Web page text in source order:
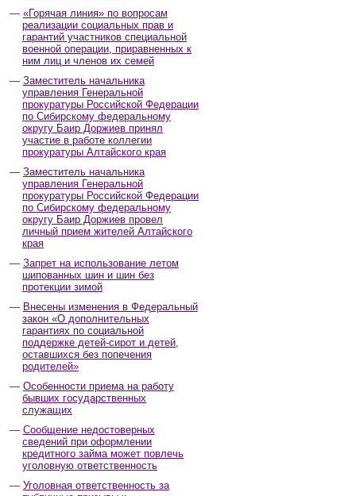
«Горячая линия» по вопросам
реализации социальных прав и
гарантий участников специальной
военной операции, приравненных к
ним лиц и членов их семей
Заместитель начальника
управления Генеральной
прокуратуры Российской Федерации
по Сибирскому федеральному
округу Баир Доржиев принял
участие в работе коллегии
прокуратуры Алтайского края
Заместитель начальника
управления Генеральной
прокуратуры Российской Федерации
по Сибирскому федеральному
округу Баир Доржиев провел
личный прием жителей Алтайского
края
Запрет на использование летом
шипованных шин и шин без
протекции зимой
Внесены изменения в Федеральный
закон «О дополнительных
гарантиях по социальной
поддержке детей-сирот и детей,
оставшихся без попечения
родителей»
Особенности приема на работу
бывших государственных
служащих
Сообщение недостоверных
сведений при оформлении
кредитного займа может повлечь
уголовную ответственность
Уголовная ответственность за